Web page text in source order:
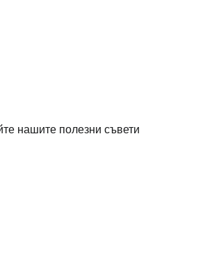
нашите полезни съвети